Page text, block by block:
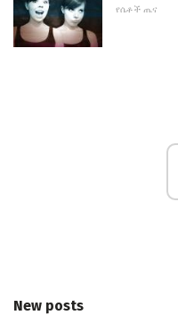
የሴቶች ጤና
New posts